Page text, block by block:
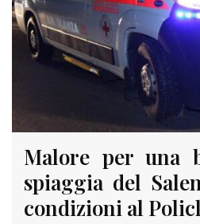
Malore per una
spiaggia del
condizioni al